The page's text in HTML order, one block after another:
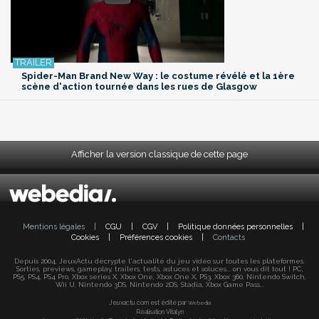
Spider-Man Brand New Way : le costume révélé et la 1ère
scène d'action tournée dans les rues de Glasgow
Afficher la version classique de cette page
Mentions légales CGU CGV Politique données personnelles
Cookies
Préférences cookies Contacts
Depuis 2004, JeuxActu décrypte l'actualité du jeu vidéo sur toutes les plateformes.
Sorties, previews, gameplay, trailers, tests, astuces et soluces... on vous dit tout ! PC,
PS5, PS4, PS4 Pro, Xbox series X, Xbox One, Xbox One X, PS3, Xbox 360, Nintendo Switch,
Wii U, Nintendo 3DS, Nintendo 2DS, Stadia, Xbox Game Pass...
Jeuxactu.com est édité par Webedia
Réalisation Vitalyn